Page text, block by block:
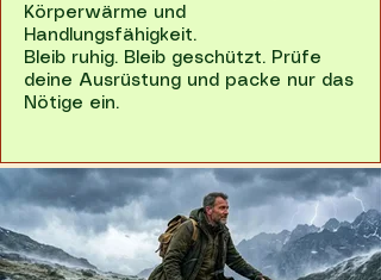
Körperwärme und
Handlungsfähigkeit.
Bleib ruhig. Bleib geschützt. Prüfe
deine Ausrüstung und packe nur das
Nötige ein.